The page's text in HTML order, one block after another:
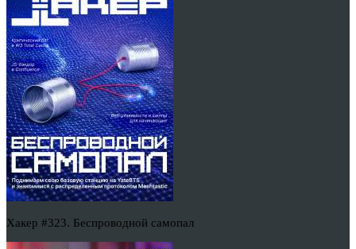
Хакер #323. Беспроводной самопал